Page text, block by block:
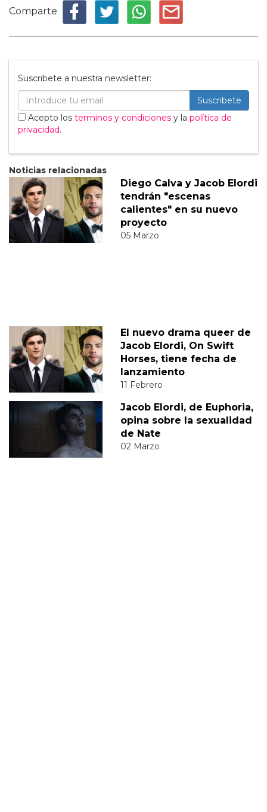
Comparte
Suscribete a nuestra newsletter:
Suscribete
Acepto los terminos y condiciones y la política de
privacidad.
Noticias relacionadas
Diego Calva y Jacob Elordi
tendrán "escenas
calientes" en su nuevo
proyecto
05 Marzo
El nuevo drama queer de
Jacob Elordi, On Swift
Horses, tiene fecha de
lanzamiento
11 Febrero
Jacob Elordi, de Euphoria,
opina sobre la sexualidad
de Nate
02 Marzo